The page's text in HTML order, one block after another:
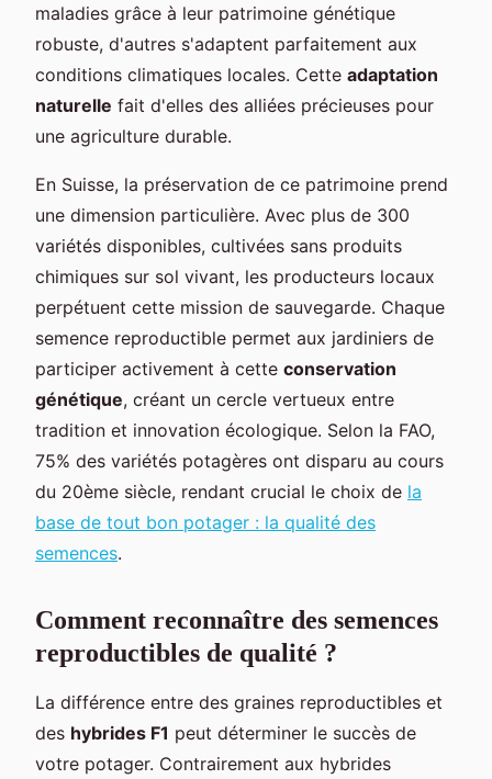
maladies grâce à leur patrimoine génétique
robuste, d'autres s'adaptent parfaitement aux
conditions climatiques locales. Cette adaptation
naturelle fait d'elles des alliées précieuses pour
une agriculture durable.
En Suisse, la préservation de ce patrimoine prend
une dimension particulière. Avec plus de 300
variétés disponibles, cultivées sans produits
chimiques sur sol vivant, les producteurs locaux
perpétuent cette mission de sauvegarde. Chaque
semence reproductible permet aux jardiniers de
participer activement à cette conservation
génétique, créant un cercle vertueux entre
tradition et innovation écologique. Selon la FAO,
75% des variétés potagères ont disparu au cours
du 20ème siècle, rendant crucial le choix de la
base de tout bon potager : la qualité des
semences.
Comment reconnaître des semences
reproductibles de qualité ?
La différence entre des graines reproductibles et
des hybrides F1 peut déterminer le succès de
votre potager. Contrairement aux hybrides